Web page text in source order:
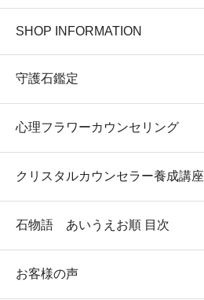
SHOP INFORMATION
守護石鑑定
心理フラワーカウンセリング
クリスタルカウンセラー養成講座
石物語 あいうえお順 目次
お客様の声